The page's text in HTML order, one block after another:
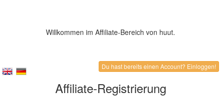
Willkommen im Affiliate-Bereich von huut.
Du hast bereits einen Account? Einloggen!
Affiliate-Registrierung